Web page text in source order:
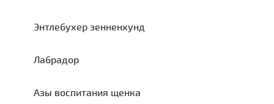
Энтлебухер зенненхунд
Лабрадор
Азы воспитания щенка